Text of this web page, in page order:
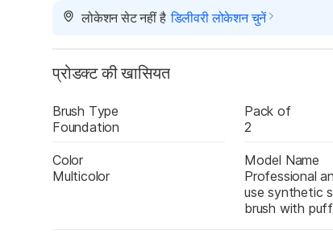
लोकेशन सेट नहीं है डिलीवरी लोकेशन चुनें
प्रोडक्ट की खासियत
Brush Type
Foundation
Pack of
2
Color
Multicolor
Model Name
Professional
use synthetic
brush with puff